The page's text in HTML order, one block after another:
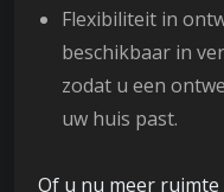
Flexibiliteit in
beschikbaar in
zodat u een
uw huis past.
Of u nu meer